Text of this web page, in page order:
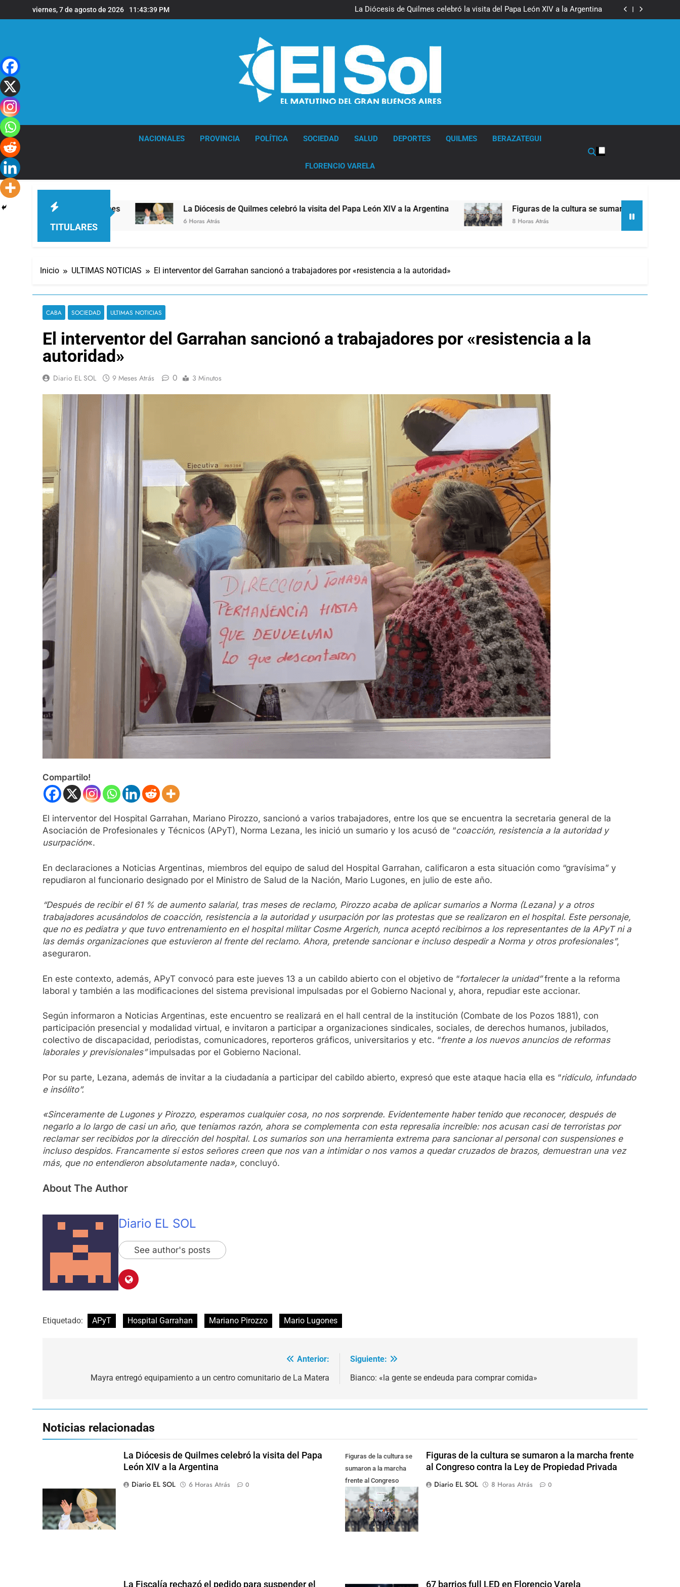
al
viernes, 7 de agosto de 2026 11:43:40 PM
La Diócesis de Quilmes celebró la visita del Papa León XIV a la Argentina
Figuras de la cultura se sumaron a la marcha frente al Congreso contra la
La Diócesis de Quilmes celebró la visita del Papa León XIV a la Argentina
Figuras de la cultura se sumaron a la marcha frente al Congreso contra la
Nueva jornada negativa para los activos argentinos: cayeron las acciones
en Wall Street y el riesgo país quedó al borde de los 450 puntos
NACIONALES PROVINCIA POLÍTICA SOCIEDAD SALUD DEPORTES QUILMES BERAZATEGUI
FLORENCIO VARELA
TITULARES
de Quilmes La Diócesis de Quilmes celebró la visita del Papa León XIV a la Argentina
6 Horas Atrás
Figuras de la cultura se sumaron a la marcha frente al
8 Horas Atrás
Inicio ULTIMAS NOTICIAS El interventor del Garrahan sancionó a trabajadores por «resistencia a la autoridad»
CABA SOCIEDAD ULTIMAS NOTICIAS
El interventor del Garrahan sancionó a trabajadores por «resistencia a la
autoridad»
Diario EL SOL 9 Meses Atrás 0 3 Minutos
Compartilo!
El interventor del Hospital Garrahan, Mariano Pirozzo, sancionó a varios trabajadores, entre los que se encuentra la secretaria general de la
Asociación de Profesionales y Técnicos (APyT), Norma Lezana, les inició un sumario y los acusó de “coacción, resistencia a la autoridad y
usurpación«.
En declaraciones a Noticias Argentinas, miembros del equipo de salud del Hospital Garrahan, calificaron a esta situación como “gravísima” y
repudiaron al funcionario designado por el Ministro de Salud de la Nación, Mario Lugones, en julio de este año.
“Después de recibir el 61 % de aumento salarial, tras meses de reclamo, Pirozzo acaba de aplicar sumarios a Norma (Lezana) y a otros
trabajadores acusándolos de coacción, resistencia a la autoridad y usurpación por las protestas que se realizaron en el hospital. Este personaje,
que no es pediatra y que tuvo entrenamiento en el hospital militar Cosme Argerich, nunca aceptó recibirnos a los representantes de la APyT ni a
las demás organizaciones que estuvieron al frente del reclamo. Ahora, pretende sancionar e incluso despedir a Norma y otros profesionales”,
aseguraron.
En este contexto, además, APyT convocó para este jueves 13 a un cabildo abierto con el objetivo de “fortalecer la unidad”frente a la reforma
laboral y también a las modificaciones del sistema previsional impulsadas por el Gobierno Nacional y, ahora, repudiar este accionar.
Según informaron a Noticias Argentinas, este encuentro se realizará en el hall central de la institución (Combate de los Pozos 1881), con
participación presencial y modalidad virtual, e invitaron a participar a organizaciones sindicales, sociales, de derechos humanos, jubilados,
colectivo de discapacidad, periodistas, comunicadores, reporteros gráficos, universitarios y etc. “frente a los nuevos anuncios de reformas
laborales y previsionales”impulsadas por el Gobierno Nacional.
Por su parte, Lezana, además de invitar a la ciudadanía a participar del cabildo abierto, expresó que este ataque hacia ella es “ridículo, infundado
e insólito”.
«Sinceramente de Lugones y Pirozzo, esperamos cualquier cosa, no nos sorprende. Evidentemente haber tenido que reconocer, después de
negarlo a lo largo de casi un año, que teníamos razón, ahora se complementa con esta represalia increíble: nos acusan casi de terroristas por
reclamar ser recibidos por la dirección del hospital. Los sumarios son una herramienta extrema para sancionar al personal con suspensiones e
incluso despidos. Francamente si estos señores creen que nos van a intimidar o nos vamos a quedar cruzados de brazos, demuestran una vez
más, que no entendieron absolutamente nada», concluyó.
About The Author
Diario EL SOL
See author's posts
Etiquetado: APyT Hospital Garrahan Mariano Pirozzo Mario Lugones
Anterior:
Mayra entregó equipamiento a un centro comunitario de La Matera
Siguiente:
Bianco: «la gente se endeuda para comprar comida»
Noticias relacionadas
La Diócesis de Quilmes celebró la visita del Papa
León XIV a la Argentina
Diario EL SOL
6 Horas Atrás 0
Figuras de la cultura se
sumaron a la marcha
frente al Congreso
contra la Ley de
Propiedad Privada
Figuras de la cultura se sumaron a la marcha frente
al Congreso contra la Ley de Propiedad Privada
Diario EL SOL
8 Horas Atrás 0
La Fiscalía rechazó el pedido para suspender el 67 barrios full LED en Florencio Varela